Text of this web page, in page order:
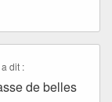
a dit :
de belles